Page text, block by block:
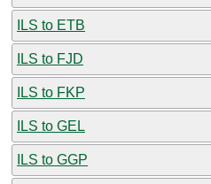
ILS to ETB
ILS to FJD
ILS to FKP
ILS to GEL
ILS to GGP